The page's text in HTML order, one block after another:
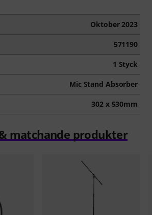
Oktober 2023
571190
1 Styck
Mic Stand Absorber
302 x 530mm
matchande produkter